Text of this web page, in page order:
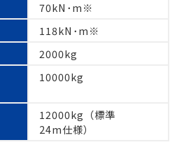
70kN･m※
118kN･m※
2000kg
10000kg
12000kg（標準
24m仕様）